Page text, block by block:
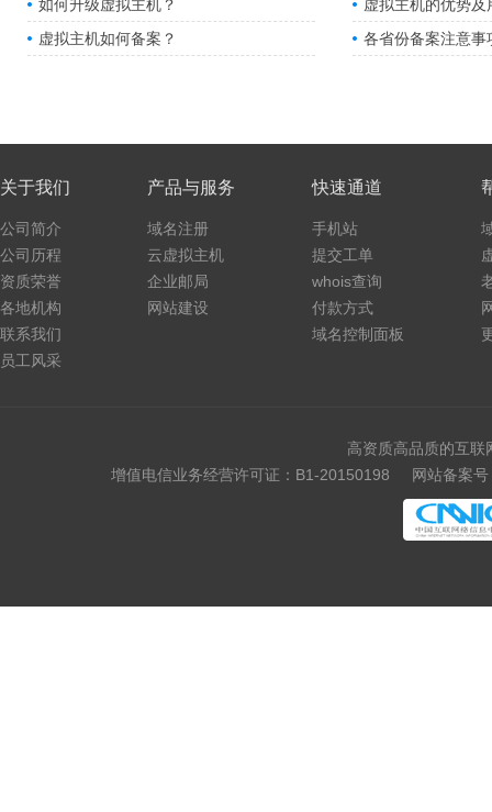
如何升级虚拟主机？
虚拟主机如何备案？
虚拟主机的优势及
各省份备案注意事
关于我们
公司简介
公司历程
资质荣誉
各地机构
联系我们
员工风采
产品与服务
域名注册
云虚拟主机
企业邮局
网站建设
快速通道
手机站
提交工单
whois查询
付款方式
域名控制面板
高资质高品质的互联
增值电信业务经营许可证：B1-20150198
网站备案